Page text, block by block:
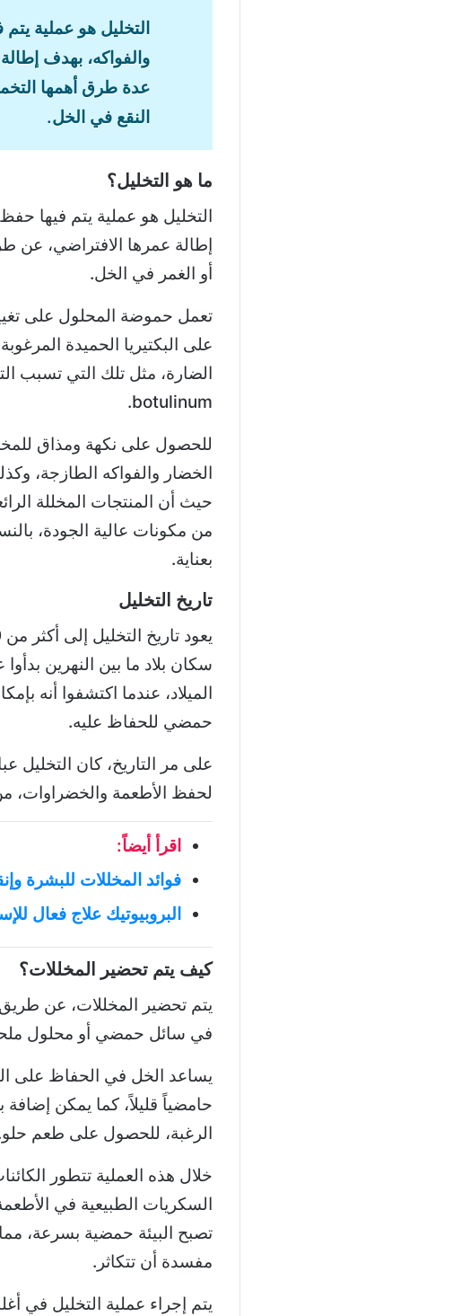
التخليل هو عملية
والفواكه، بهدف
عدة طرق أهمها
النقع في الخل.
ما هو التخليل؟
التخليل هو عملية يتم فيها
إطالة عمرها الافتراضي، عن
أو الغمر في الخل.
تعمل حموضة المحلول على
botulinum.
للحصول على نكهة ومذاق
الخضار والفواكه الطازجة،
حيث أن المنتجات المخللة
من مكونات عالية الجودة،
بعناية.
تاريخ التخليل
الميلاد، عندما اكتشفوا أنه
حمضي للحفاظ عليه.
على مر التاريخ، كان التخليل
لحفظ الأطعمة والخضراوات،
اقرأ أيضاً:
فوائد المخللات للبشرة
البروبيوتيك علاج فعال
كيف يتم تحضير المخللات؟
يتم تحضير المخللات، عن
في سائل حمضي أو محلول
يساعد الخل في الحفاظ على
حامضياً قليلاً، كما يمكن
الرغبة، للحصول على طعم
خلال هذه العملية تتطور
السكريات الطبيعية في
تصبح البيئة حمضية بسرعة،
مفسدة أن تتكاثر.
يتم إجراء عملية التخليل في